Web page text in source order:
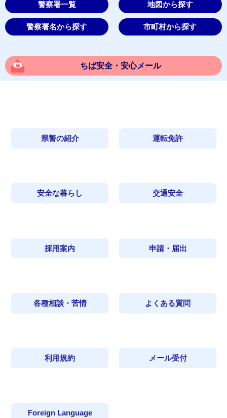
警察署一覧 地図から探す
警察署名から探す 市町村から探す
ちば安全・安心メール
県警の紹介 運転免許
安全な暮らし 交通安全
採用案内 申請・届出
各種相談・苦情 よくある質問
利用規約 メール受付
Foreign Language